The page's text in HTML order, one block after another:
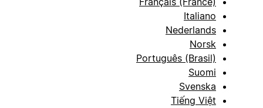
Italiano
Nederlands
Norsk
Português (Brasil)
Suomi
Svenska
Tiếng Việt